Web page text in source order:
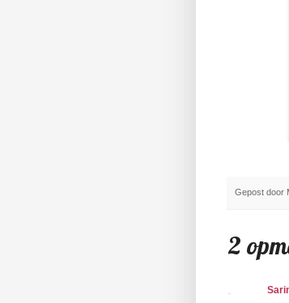
Gepost door
2